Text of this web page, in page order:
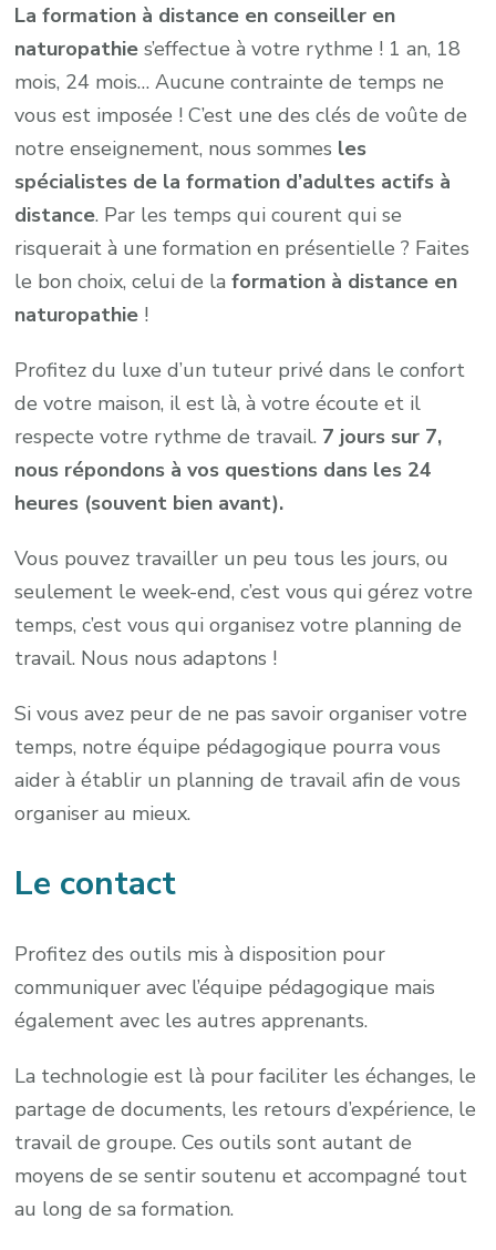
La formation à distance en conseiller en
naturopathie s’effectue à votre rythme ! 1 an, 18
mois, 24 mois… Aucune contrainte de temps ne
vous est imposée ! C’est une des clés de voûte de
notre enseignement, nous sommes les
spécialistes de la formation d’adultes actifs à
distance. Par les temps qui courent qui se
risquerait à une formation en présentielle ? Faites
le bon choix, celui de laformation à distance en
naturopathie !
Profitez du luxe d’un tuteur privé dans le confort
de votre maison, il est là, à votre écoute et il
respecte votre rythme de travail. 7 jours sur 7,
nous répondons à vos questions dans les 24
heures (souvent bien avant).
Vous pouvez travailler un peu tous les jours, ou
seulement le week-end, c’est vous qui gérez votre
temps, c’est vous qui organisez votre planning de
travail. Nous nous adaptons !
Si vous avez peur de ne pas savoir organiser votre
temps, notre équipe pédagogique pourra vous
aider à établir un planning de travail afin de vous
organiser au mieux.
Le contact
Profitez des outils mis à disposition pour
communiquer avec l’équipe pédagogique mais
également avec les autres apprenants.
La technologie est là pour faciliter les échanges, le
partage de documents, les retours d’expérience, le
travail de groupe. Ces outils sont autant de
moyens de se sentir soutenu et accompagné tout
au long de sa formation.